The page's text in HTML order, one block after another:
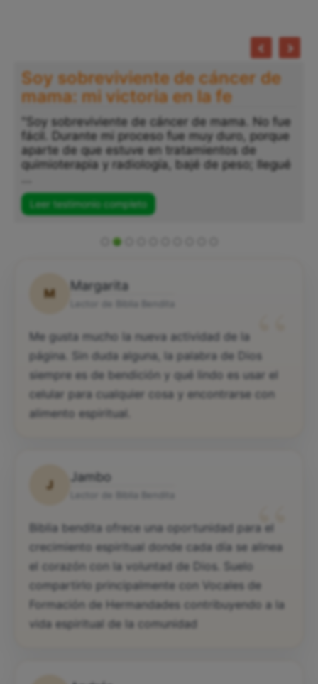
Soy sobreviviente de cáncer de
mama: mi victoria en la fe
"Soy sobreviviente de cáncer de mama. No fue
fácil. Durante mi proceso fue muy duro, porque
aparte de que estuve en tratamientos de
quimioterapia y radiología, bajé de peso; llegué
Leer testimonio completo
M
Margarita
“
Me gusta mucho la nueva actividad de la
página. Sin duda alguna, la palabra de Dios
siempre es de bendición y qué lindo es usar el
celular para cualquier cosa y encontrarse con
alimento espiritual.
J
Jambo
“
Biblia bendita ofrece una oportunidad para el
crecimiento espiritual donde cada día se alinea
el corazón con la voluntad de Dios. Suelo
compartirlo principalmente con Vocales de
Formación de Hermandades contribuyendo a la
vida espiritual de la comunidad